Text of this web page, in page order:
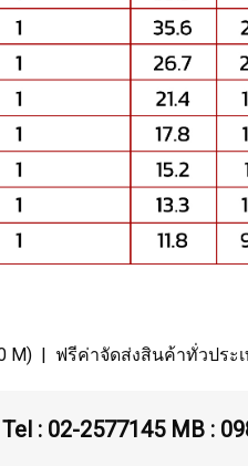
M) | ฟรีค่าจัดส่งสินค้าทั่วประ
: 02-2577145 MB :